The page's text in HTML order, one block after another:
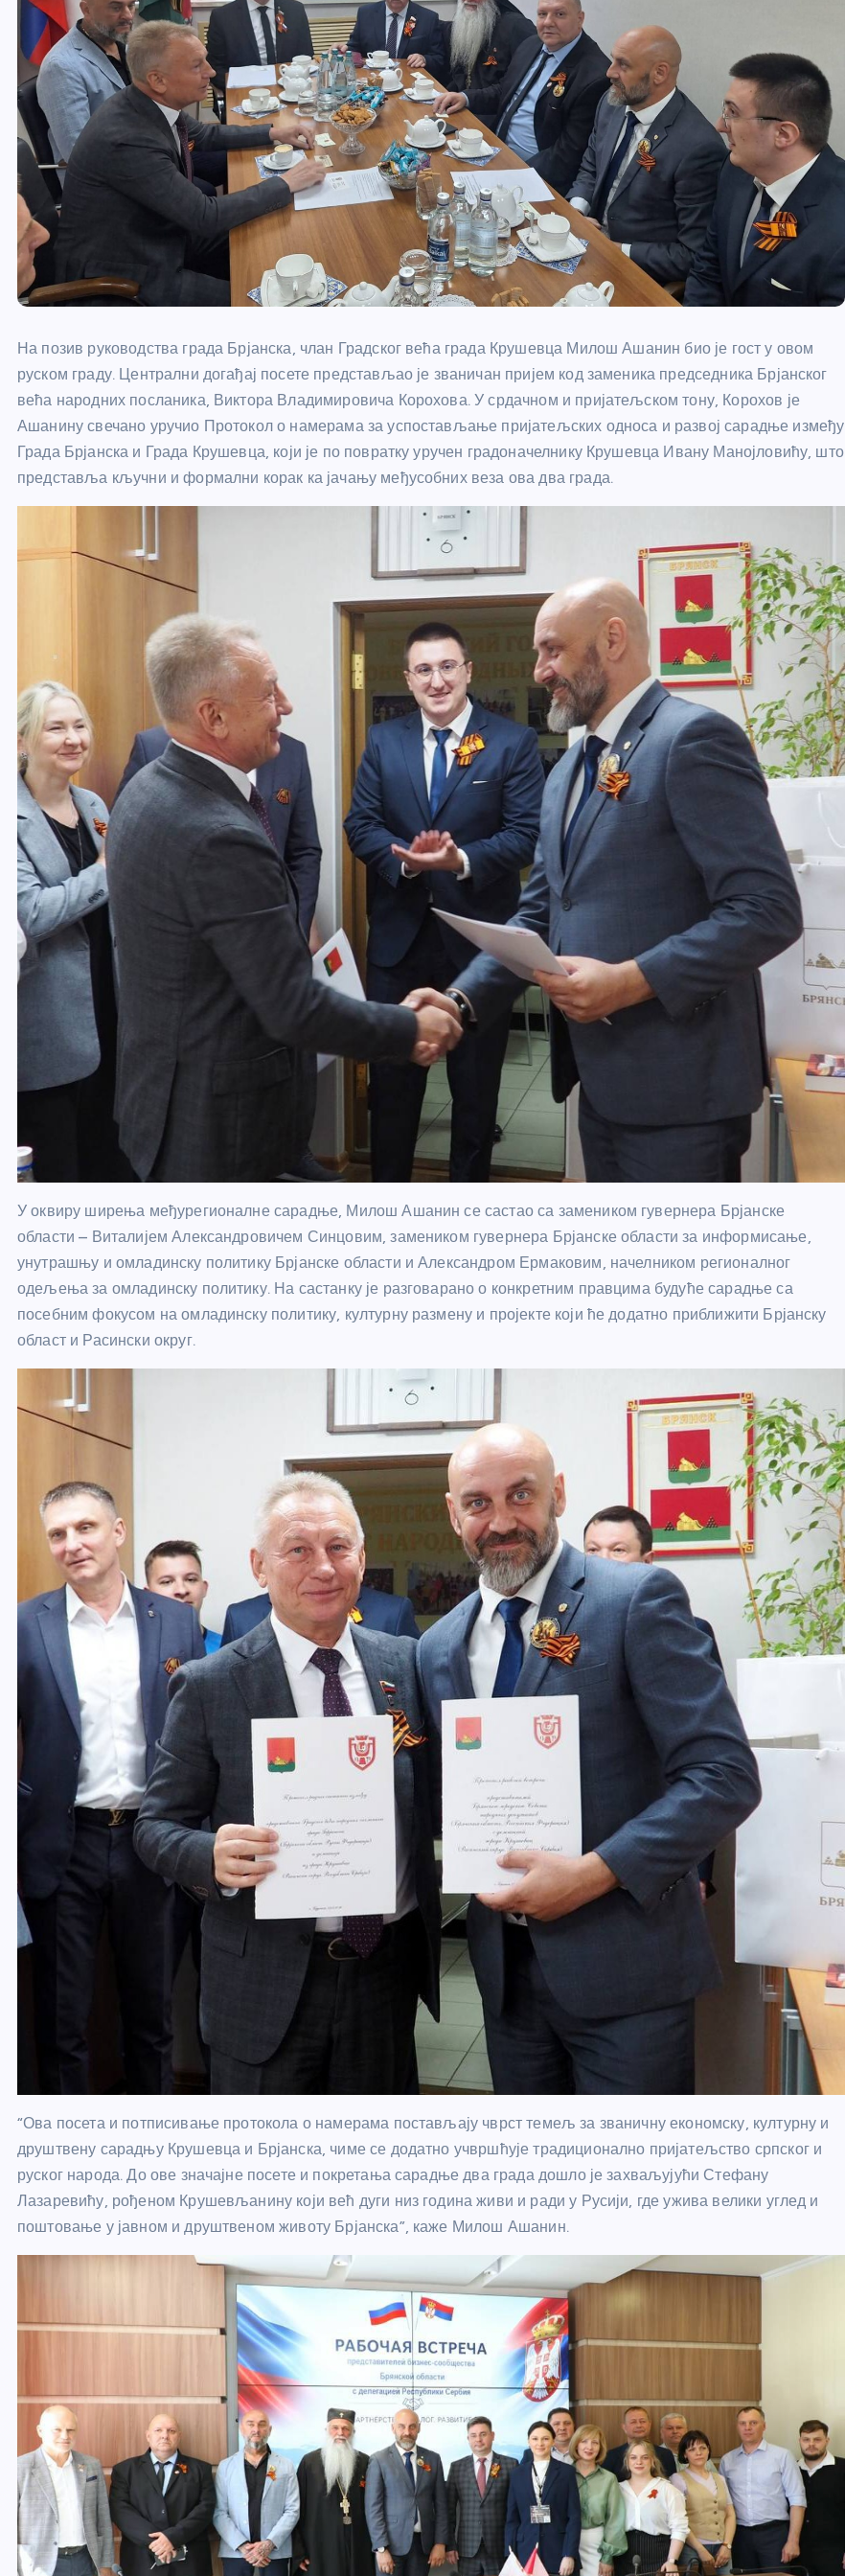
На позив руководства града Брјанска, члан Градског већа града Крушевца Милош Ашанин био је гост у овом
руском граду. Централни догађај посете представљао је званичан пријем код заменика председника Брјанског
већа народних посланика, Виктора Владимировича Корохова. У срдачном и пријатељском тону, Корохов је
Ашанину свечано уручио Протокол о намерама за успостављање пријатељских односа и развој сарадње између
Града Брјанска и Града Крушевца, који је по повратку уручен градоначелнику Крушевца Ивану Манојловићу, што
представља кључни и формални корак ка јачању међусобних веза ова два града.
У оквиру ширења међурегионалне сарадње, Милош Ашанин се састао са замеником гувернера Брјанске
области – Виталијем Александровичем Синцовим, замеником гувернера Брјанске области за информисање,
унутрашњу и омладинску политику Брјанске области и Александром Ермаковим, начелником регионалног
одељења за омладинску политику. На састанку је разговарано о конкретним правцима будуће сарадње са
посебним фокусом на омладинску политику, културну размену и пројекте који ће додатно приближити Брјанску
област и Расински округ.
“Ова посета и потписивање протокола о намерама постављају чврст темељ за званичну економску, културну и
друштвену сарадњу Крушевца и Брјанска, чиме се додатно учвршћује традиционално пријатељство српског и
руског народа. До ове значајне посете и покретања сарадње два града дошло је захваљујући Стефану
Лазаревићу, рођеном Крушевљанину који већ дуги низ година живи и ради у Русији, где ужива велики углед и
поштовање у јавном и друштвеном животу Брјанска”, каже Милош Ашанин.